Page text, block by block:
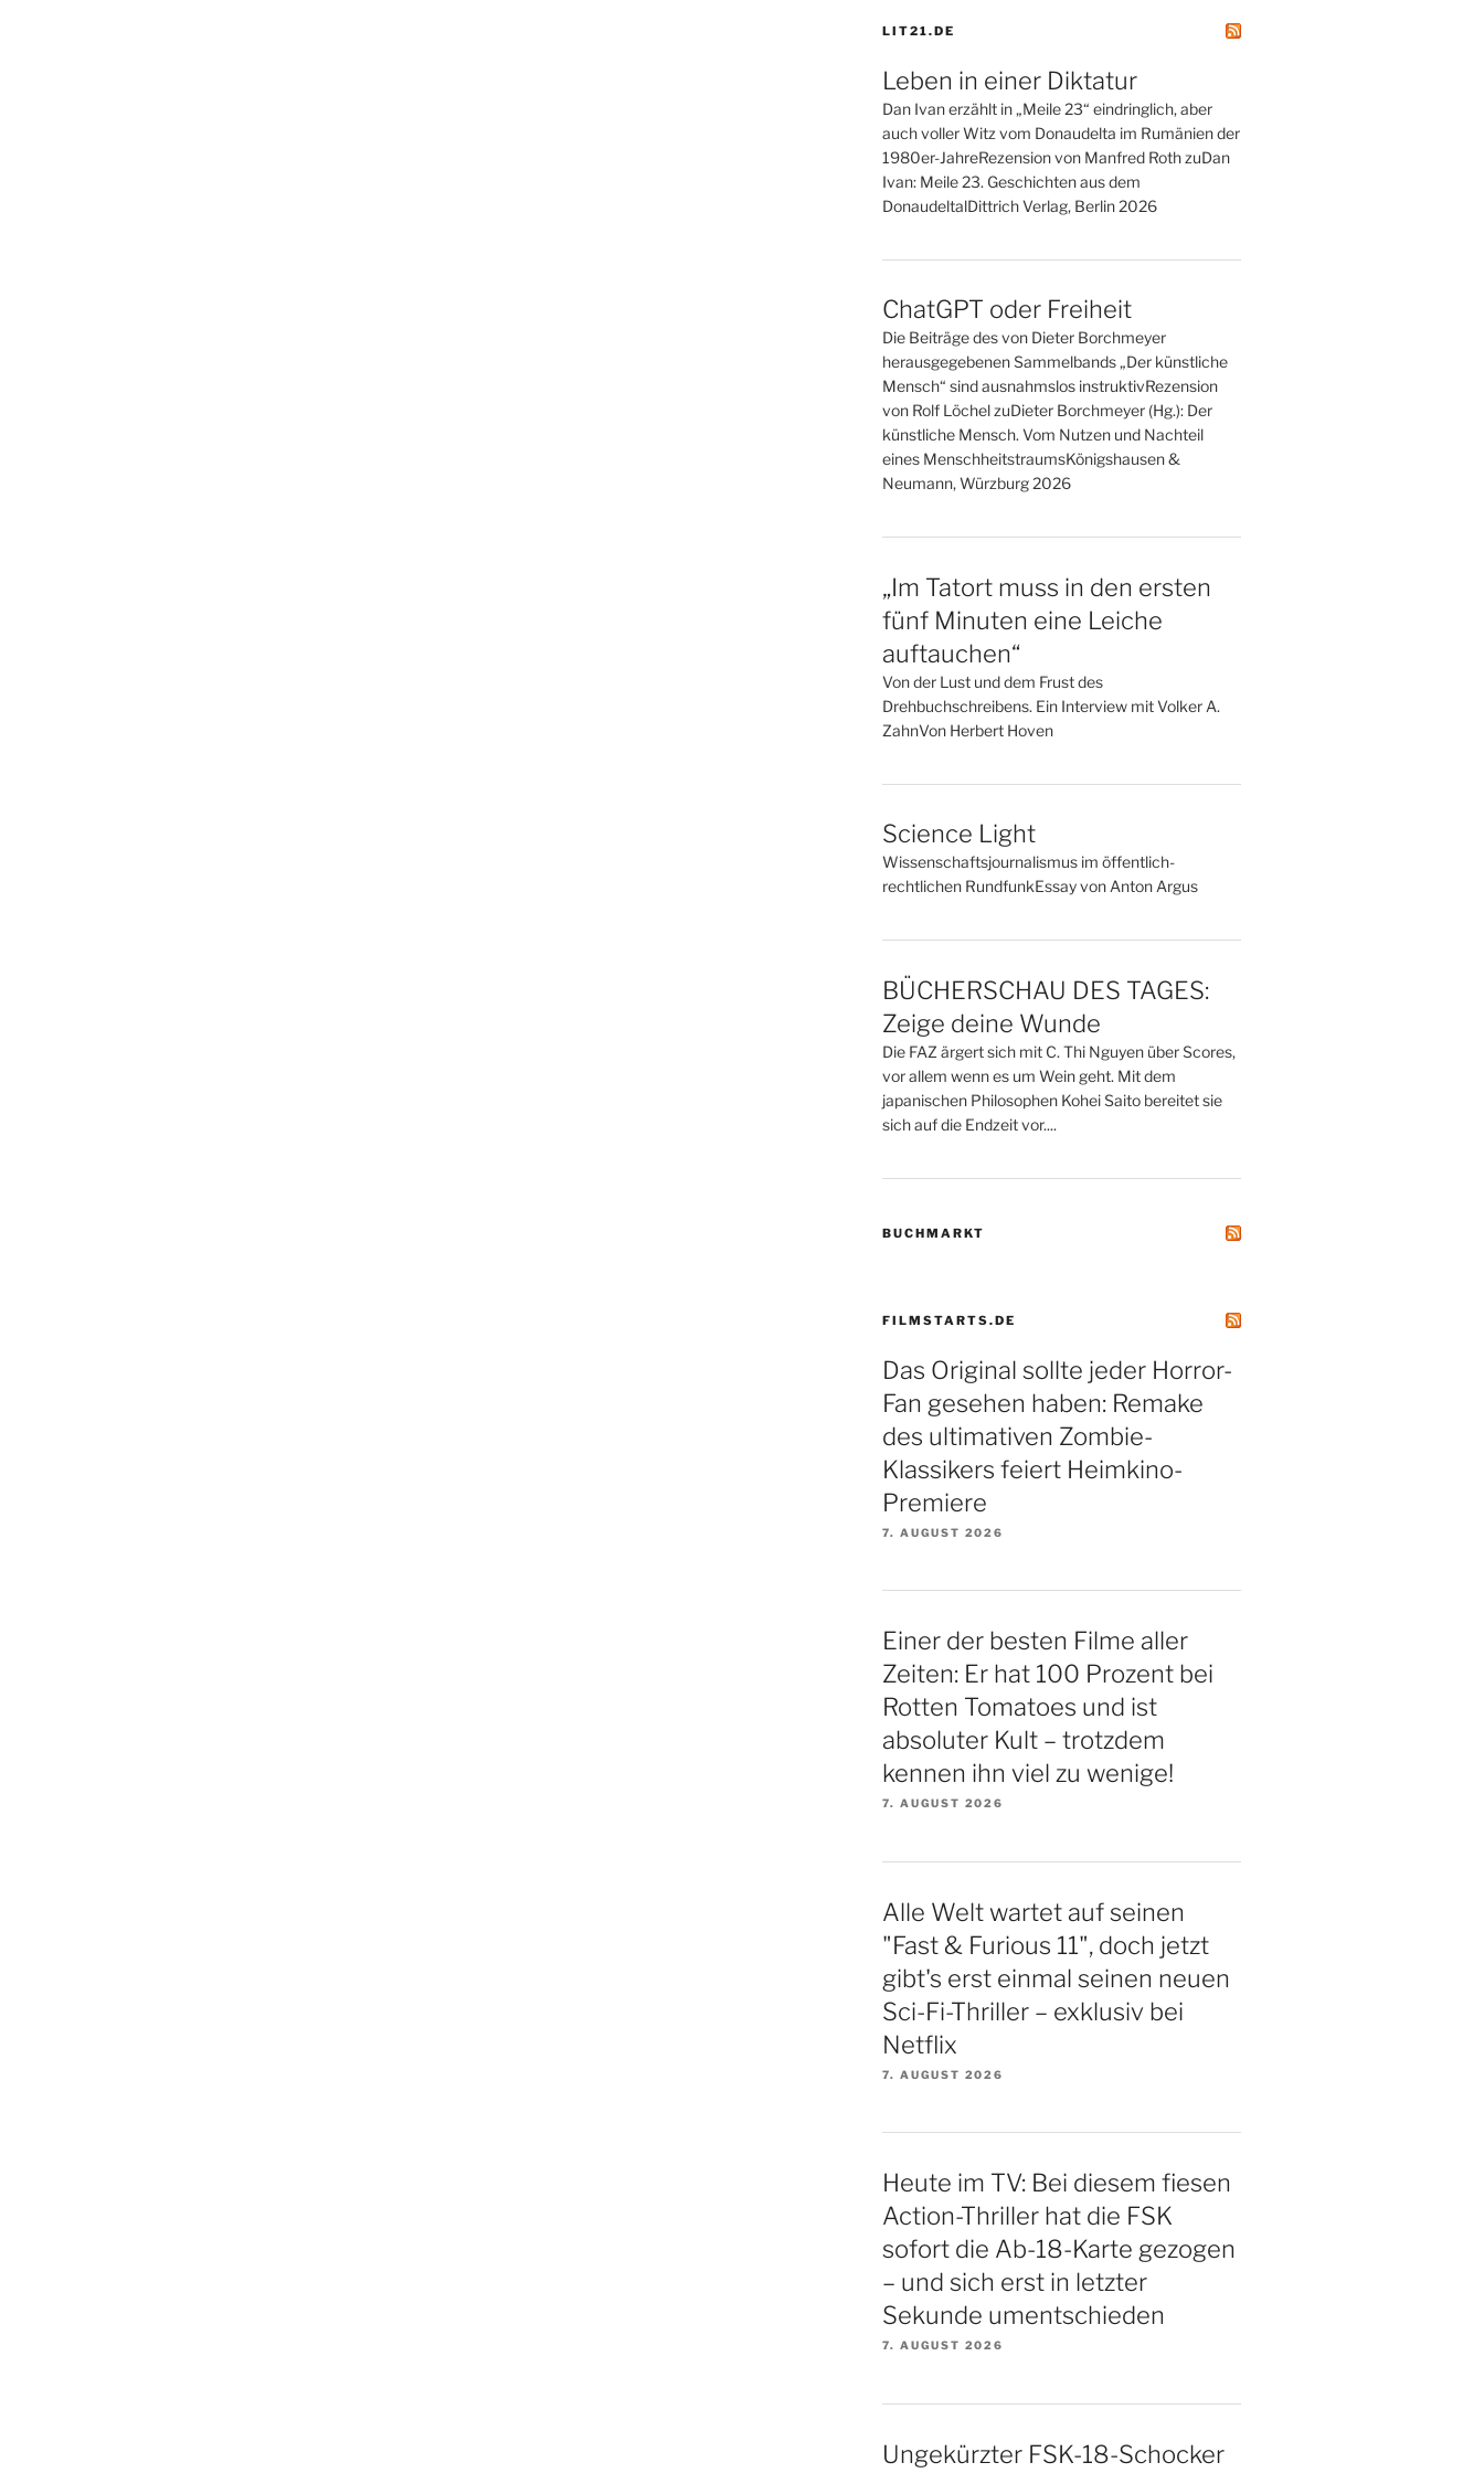
LIT21.DE
Leben in einer Diktatur
Dan Ivan erzählt in „Meile 23“ eindringlich, aber
auch voller Witz vom Donaudelta im Rumänien der
1980er-JahreRezension von Manfred Roth zuDan
Ivan: Meile 23. Geschichten aus dem
DonaudeltalDittrich Verlag, Berlin 2026
ChatGPT oder Freiheit
Die Beiträge des von Dieter Borchmeyer
herausgegebenen Sammelbands „Der künstliche
Mensch“ sind ausnahmslos instruktivRezension
von Rolf Löchel zuDieter Borchmeyer (Hg.): Der
künstliche Mensch. Vom Nutzen und Nachteil
eines MenschheitstraumsKönigshausen &
Neumann, Würzburg 2026
„Im Tatort muss in den ersten
fünf Minuten eine Leiche
auftauchen“
Von der Lust und dem Frust des
Drehbuchschreibens. Ein Interview mit Volker A.
ZahnVon Herbert Hoven
Science Light
Wissenschaftsjournalismus im öffentlich-
rechtlichen RundfunkEssay von Anton Argus
BÜCHERSCHAU DES TAGES:
Zeige deine Wunde
Die FAZ ärgert sich mit C. Thi Nguyen über Scores,
vor allem wenn es um Wein geht. Mit dem
japanischen Philosophen Kohei Saito bereitet sie
sich auf die Endzeit vor....
BUCHMARKT
FILMSTARTS.DE
Das Original sollte jeder Horror-
Fan gesehen haben: Remake
des ultimativen Zombie-
Klassikers feiert Heimkino-
Premiere
7. AUGUST 2026
Einer der besten Filme aller
Zeiten: Er hat 100 Prozent bei
Rotten Tomatoes und ist
absoluter Kult – trotzdem
kennen ihn viel zu wenige!
7. AUGUST 2026
Alle Welt wartet auf seinen
"Fast & Furious 11", doch jetzt
gibt's erst einmal seinen neuen
Sci-Fi-Thriller – exklusiv bei
Netflix
7. AUGUST 2026
Heute im TV: Bei diesem fiesen
Action-Thriller hat die FSK
sofort die Ab-18-Karte gezogen
– und sich erst in letzter
Sekunde umentschieden
7. AUGUST 2026
Ungekürzter FSK-18-Schocker